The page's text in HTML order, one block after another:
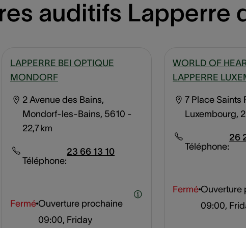
auditifs Lapperre
LAPPERRE BEI OPTIQUE
MONDORF
2 Avenue des Bains,
Mondorf-les-Bains, 5610 -
22,7 km
Téléphone:
23 66 13 10
Fermé Ouverture prochaine
09:00, Friday
WORLD OF
LAPPERRE
7 Place Saints
Luxembourg,
Téléphone:
26
Fermé Ouverture
09:00,